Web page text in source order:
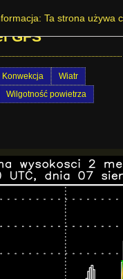
Śląsku -
GFS
Konwekcja
Wiatr
Wilgotność powietrza
Ta strona używa